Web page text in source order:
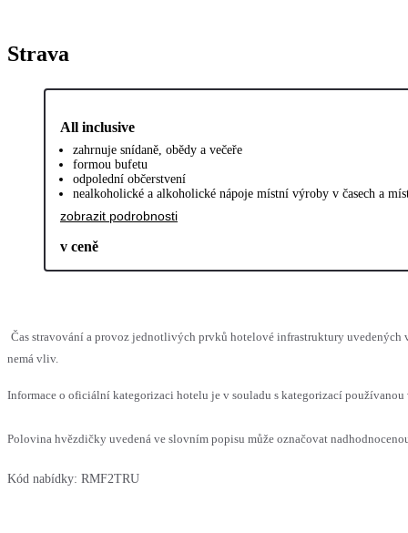
Strava
All inclusive
zahrnuje snídaně, obědy a večeře
formou bufetu
odpolední občerstvení
nealkoholické a alkoholické nápoje místní výroby v časech a
zobrazit podrobnosti
v ceně
Čas stravování a provoz jednotlivých prvků hotelové infrastruktury uvedených
nemá vliv.
Informace o oficiální kategorizaci hotelu je v souladu s kategorizací
Polovina hvězdičky uvedená ve slovním popisu může označovat
Kód nabídky: RMF2TRU